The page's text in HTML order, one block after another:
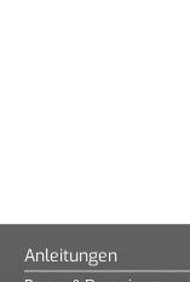
Anleitungen